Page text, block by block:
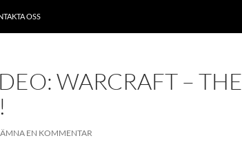
OSS
WARCRAFT –
EN KOMMENTAR